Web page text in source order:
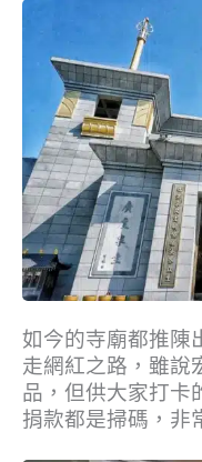
如今的寺廟都推陳
走網紅之路，雖說
品，但供大家打卡
捐款都是掃碼，非